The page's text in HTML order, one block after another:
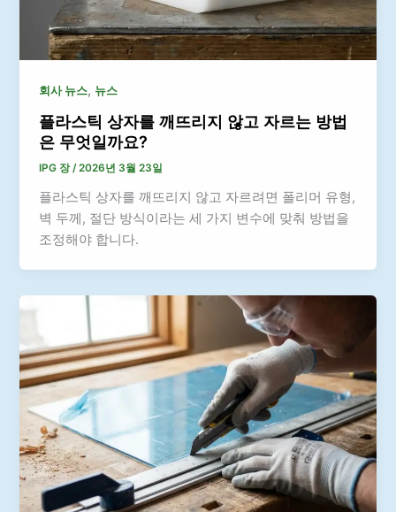
회사 뉴스, 뉴스
플라스틱 상자를 깨뜨리지 않고 자르는 방법
은 무엇일까요?
IPG 장/2026년 3월 23일
플라스틱 상자를 깨뜨리지 않고 자르려면 폴리머 유형,
벽 두께, 절단 방식이라는 세 가지 변수에 맞춰 방법을
조정해야 합니다.